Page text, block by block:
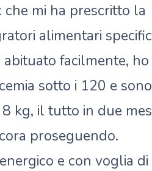
che mi ha prescritto la
alimentari
abituato facilmente, ho
sotto i 120 e sono
kg, il tutto in due
proseguendo.
e con voglia di